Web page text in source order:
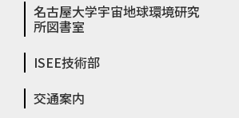
名古屋大学宇宙地球環境研究
所図書室
ISEE技術部
交通案内